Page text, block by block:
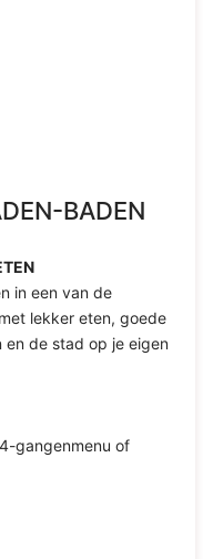
BADEN
in een van de
lekker eten, goede
de stad op je eigen
gangenmenu of